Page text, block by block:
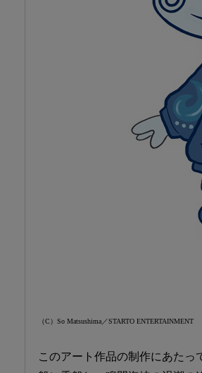
（C）So Matsushima／STARTO ENTERTAINMENT
このアート作品の制作にあた